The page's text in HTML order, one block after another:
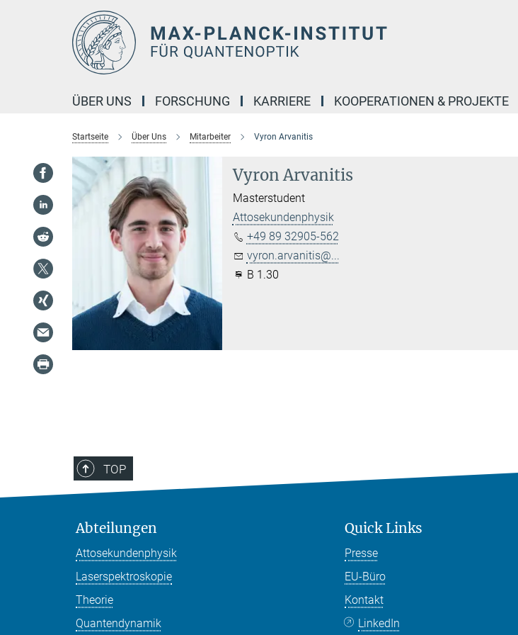
ÜBER UNS FORSCHUNG KARRIERE KOOPERATIONEN & PROJEKTE
Startseite Über Uns Mitarbeiter Vyron Arvanitis
Vyron Arvanitis
Masterstudent
Attosekundenphysik
+49 89 32905-562
vyron.arvanitis@...
B 1.30
TOP
Abteilungen
Attosekundenphysik
Laserspektroskopie
Theorie
Quantendynamik
Quick Links
Presse
EU-Büro
Kontakt
LinkedIn